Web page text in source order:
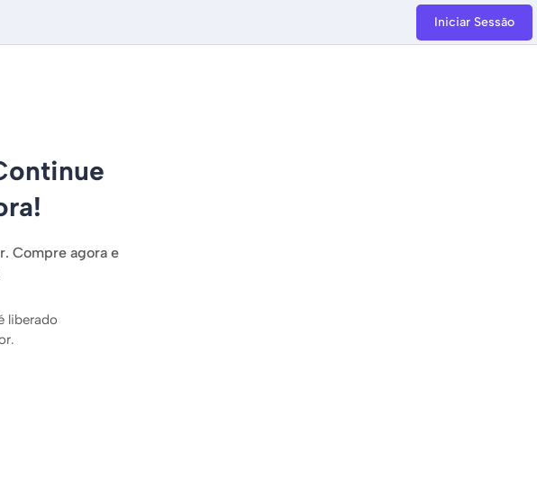
Iniciar Sessão
Compre agora e
liberado